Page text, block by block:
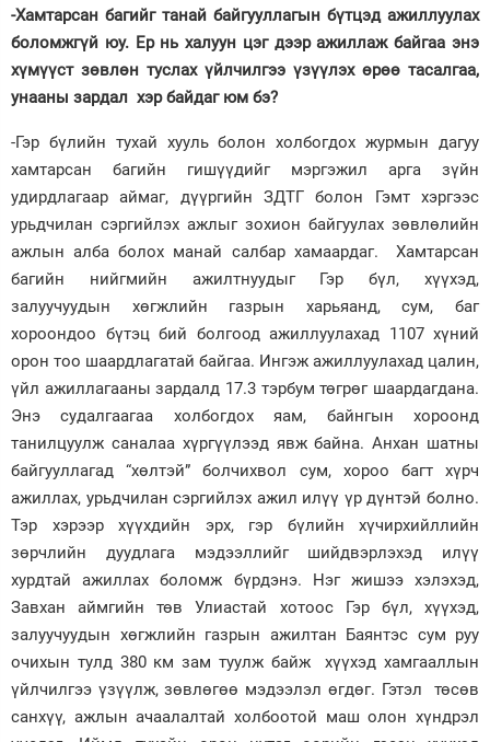
-Хамтарсан багийг танай байгууллагын бүтцэд ажиллуулах
боломжгүй юу. Ер нь халуун цэг дээр ажиллаж байгаа энэ
хүмүүст зөвлөн туслах үйлчилгээ үзүүлэх өрөө тасалгаа,
унааны зардал хэр байдаг юм бэ?
-Гэр бүлийн тухай хууль болон холбогдох журмын дагуу
хамтарсан багийн гишүүдийг мэргэжил арга зүйн
удирдлагаар аймаг, дүүргийн ЗДТГ болон Гэмт хэргээс
урьдчилан сэргийлэх ажлыг зохион байгуулах зөвлөлийн
ажлын алба болох манай салбар хамаардаг. Хамтарсан
багийн нийгмийн ажилтнуудыг Гэр бүл, хүүхэд,
залуучуудын хөгжлийн газрын харьяанд, сум, баг
хороондоо бүтэц бий болгоод ажиллуулахад 1107 хүний
орон тоо шаардлагатай байгаа. Ингэж ажиллуулахад цалин,
үйл ажиллагааны зардалд 17.3 тэрбум төгрөг шаардагдана.
Энэ судалгаагаа холбогдох яам, байнгын хороонд
танилцуулж саналаа хүргүүлээд явж байна. Анхан шатны
байгууллагад “хөлтэй” болчихвол сум, хороо багт хүрч
ажиллах, урьдчилан сэргийлэх ажил илүү үр дүнтэй болно.
Тэр хэрээр хүүхдийн эрх, гэр бүлийн хүчирхийллийн
зөрчлийн дуудлага мэдээллийг шийдвэрлэхэд илүү
хурдтай ажиллах боломж бүрдэнэ. Нэг жишээ хэлэхэд,
Завхан аймгийн төв Улиастай хотоос Гэр бүл, хүүхэд,
залуучуудын хөгжлийн газрын ажилтан Баянтэс сум руу
очихын тулд 380 км зам туулж байж хүүхэд хамгааллын
үйлчилгээ үзүүлж, зөвлөгөө мэдээлэл өгдөг. Гэтэл төсөв
санхүү, ажлын ачаалалтай холбоотой маш олон хүндрэл